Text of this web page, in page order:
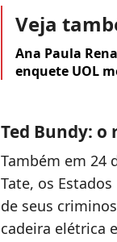
Veja
Ana Paula
enquete UOL
Ted Bundy: o
Também em 24
Tate, os
de seus
cadeira elétrica